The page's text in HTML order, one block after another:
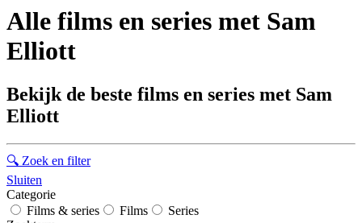
Alle films en series met Sam
Elliott
Bekijk de beste films en series met Sam
Elliott
🔍 Zoek en filter
Sluiten
Categorie
Films & series
Films
Series